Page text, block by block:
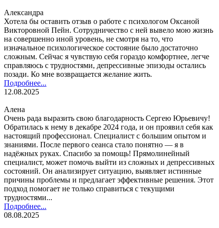
Александра
Хотела бы оставить отзыв о работе с психологом Оксаной
Викторовной Пейн. Сотрудничество с ней вывело мою жизнь
на совершенно иной уровень, не смотря на то, что
изначальное психологическое состояние было достаточно
сложным. Сейчас я чувствую себя гораздо комфортнее, легче
справляюсь с трудностями, депрессивные эпизоды остались
позади. Ко мне возвращается желание жить.
Подробнее...
12.08.2025
Алена
Очень рада выразить свою благодарность Сергею Юрьевичу!
Обратилась к нему в декабре 2024 года, и он проявил себя как
настоящий профессионал. Специалист с большим опытом и
знаниями. После первого сеанса стало понятно — я в
надёжных руках. Спасибо за помощь! Прямолинейный
специалист, может помочь выйти из сложных и депрессивных
состояний. Он анализирует ситуацию, выявляет истинные
причины проблемы и предлагает эффективные решения. Этот
подход помогает не только справиться с текущими
трудностями...
Подробнее...
08.08.2025